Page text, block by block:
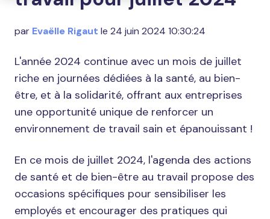
par Evaëlle Rigaut le 24 juin 2024 10:30:24
L'année 2024 continue avec un mois de juillet
riche en journées dédiées à la santé, au bien-
être, et à la solidarité, offrant aux entreprises
une opportunité unique de renforcer un
environnement de travail sain et épanouissant !
En ce mois de juillet 2024, l'agenda des actions
de santé et de bien-être au travail propose des
occasions spécifiques pour sensibiliser les
employés et encourager des pratiques qui